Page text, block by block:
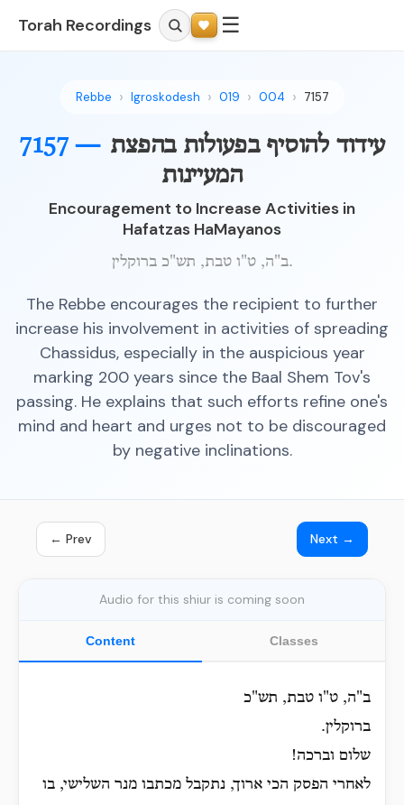
Torah Recordings ☰
Rebbe Igroskodesh 019 004 7157
7157 — עידוד להוסיף בפעולות בהפצת
המעיינות
Encouragement to Increase Activities in
Hafatzas HaMayanos
ב"ה, ט"ו טבת, תש"כ ברוקלין.
The Rebbe encourages the recipient to further
increase his involvement in activities of spreading
Chassidus, especially in the auspicious year
marking 200 years since the Baal Shem Tov's
passing. He explains that such efforts refine one's
mind and heart and urges not to be discouraged
by negative inclinations.
← Prev Next →
Audio for this shiur is coming soon
Content Classes
ב"ה, ט"ו טבת, תש"כ
ברוקלין.
שלום וברכה!
לאחרי הפסק הכי ארוך, נתקבל מכתבו מנר השלישי, בו